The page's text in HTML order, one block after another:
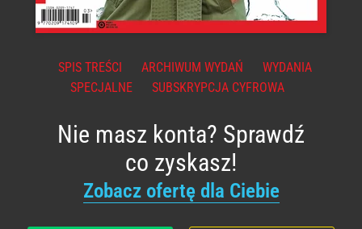
SPIS TREŚCI ARCHIWUM WYDAŃ
WYDANIA
SPECJALNE
SUBSKRYPCJA CYFROWA
Nie masz konta? Sprawdź
co zyskasz!
Zobacz ofertę dla Ciebie